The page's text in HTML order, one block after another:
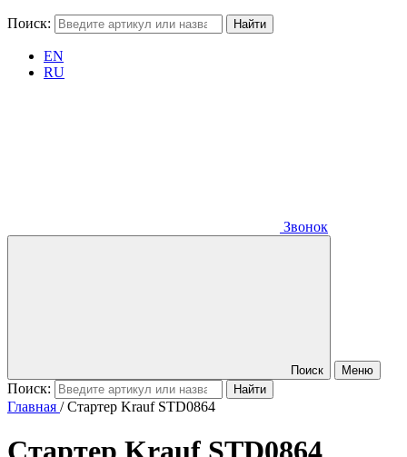
Поиск:
EN
RU
Звонок
Поиск Меню
Поиск:
Главная /Стартер Krauf STD0864